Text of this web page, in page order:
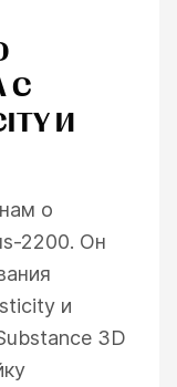
С
И
о
2200. Он
и
3D